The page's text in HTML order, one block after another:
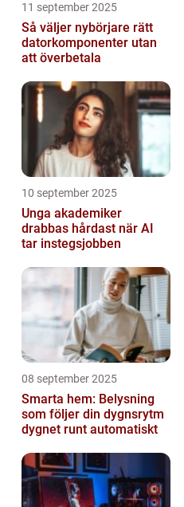
11 september 2025
Så väljer nybörjare rätt
datorkomponenter utan
att överbetala
10 september 2025
Unga akademiker
drabbas hårdast när AI
tar instegsjobben
08 september 2025
Smarta hem: Belysning
som följer din dygnsrytm
dygnet runt automatiskt